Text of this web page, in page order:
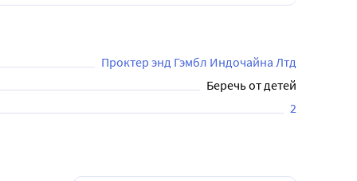
Проктер энд Гэмбл Индочайна Лтд
Беречь от детей
2